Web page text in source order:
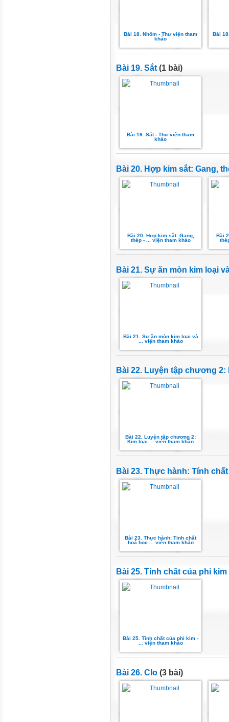
Bài 18. Nhôm - Thư viện tham
khảo
Bài
Bài 19. Sắt(1 bài)
Bài 19. Sắt - Thư viện tham
khảo
Bài 20. Hợp kim sắt: Gang,
Bài 20. Hợp kim sắt: Gang,
thép - ... viện tham khảo
Bài
Bài 21. Sự ăn mòn kim loại
Bài 21. Sự ăn mòn kim loại và
... viện tham khảo
Bài 22. Luyện tập chương 2:
Bài 22. Luyện tập chương 2:
Kim loại ... viện tham khảo
Bài 23. Thực hành: Tính
Bài 23. Thực hành: Tinh chất
hoá học ... viện tham khảo
Bài 25. Tính chất của phi kim
Bài 25. Tính chất của phi kim -
... viện tham khảo
Bài 26. Clo (3 bài)